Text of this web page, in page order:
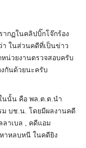
ากฏในคลิปบิ๊กโจ๊กร้อง
า ในส่วนคดีที่เป็นข่าว
น่วยงานตรวจสอบครับ
กันด้วยนะครับ
นนั้น คือ พล.ต.ต.นำ
ม บช.น. โดยมีผลงานคดี
ลาเบล , คดีแอม
าหลบหนี ในคดียิง